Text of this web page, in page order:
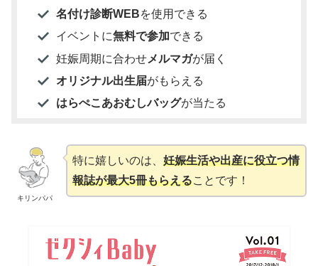
名付け診断WEBを使用できる
イベントに無料で参加できる
妊娠周期に合わせメルマガが届く
オリジナル出生届がもらえる
はらぺこあおむしバッグが当たる
キリンパパ
特に嬉しいのは、 妊娠生活や出産に役立つ情
報誌が最大5冊もらえることです！